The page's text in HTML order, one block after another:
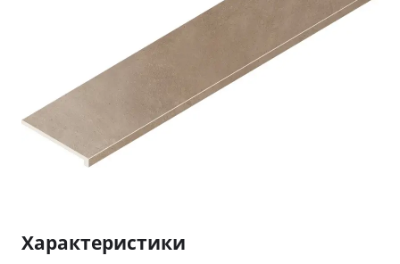
Характеристики